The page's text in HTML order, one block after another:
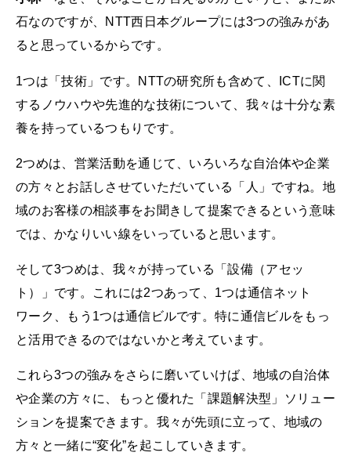
石なのですが、NTT西日本グループには3つの強みがあ
ると思っているからです。
1つは「技術」です。NTTの研究所も含めて、ICTに関
するノウハウや先進的な技術について、我々は十分な素
養を持っているつもりです。
2つめは、営業活動を通じて、いろいろな自治体や企業
の方々とお話しさせていただいている「人」ですね。地
域のお客様の相談事をお聞きして提案できるという意味
では、かなりいい線をいっていると思います。
そして3つめは、我々が持っている「設備（アセッ
ト）」です。これには2つあって、1つは通信ネット
ワーク、もう1つは通信ビルです。特に通信ビルをもっ
と活用できるのではないかと考えています。
これら3つの強みをさらに磨いていけば、地域の自治体
や企業の方々に、もっと優れた「課題解決型」ソリュー
ションを提案できます。我々が先頭に立って、地域の
方々と一緒に“変化”を起こしていきます。